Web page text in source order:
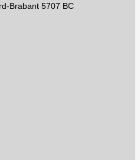
Brabant 5707 BC